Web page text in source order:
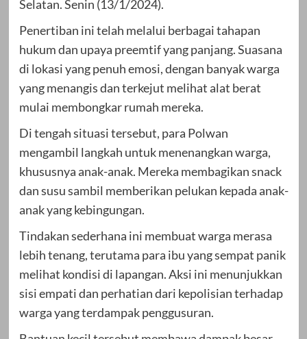
Selatan. Senin (13/1/2024).
Penertiban ini telah melalui berbagai tahapan
hukum dan upaya preemtif yang panjang. Suasana
di lokasi yang penuh emosi, dengan banyak warga
yang menangis dan terkejut melihat alat berat
mulai membongkar rumah mereka.
Di tengah situasi tersebut, para Polwan
mengambil langkah untuk menenangkan warga,
khususnya anak-anak. Mereka membagikan snack
dan susu sambil memberikan pelukan kepada anak-
anak yang kebingungan.
Tindakan sederhana ini membuat warga merasa
lebih tenang, terutama para ibu yang sempat panik
melihat kondisi di lapangan. Aksi ini menunjukkan
sisi empati dan perhatian dari kepolisian terhadap
warga yang terdampak penggusuran.